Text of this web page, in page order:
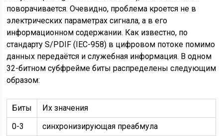
поворачивается. Очевидно, проблема кроется не в
электрических параметрах сигнала, а в его
информационном содержании. Как известно, по
стандарту S/PDIF (IEC-958) в цифровом потоке помимо
данных передаётся и служебная информация. В одном
32-битном субфрейме биты распределены следующим
образом:
Биты
Их значения
0-3
синхронизирующая преабмула